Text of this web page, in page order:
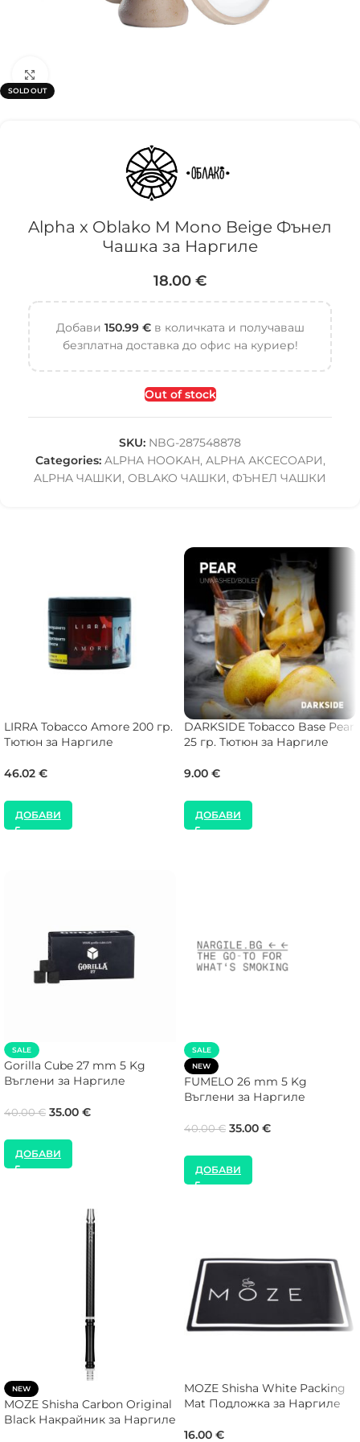
SOLD OUT
Alpha x Oblako M Mono Beige Фънел
Чашка за Наргиле
18.00 €
Добави 150.99 €в количката и получаваш
безплатна доставка до офис на куриер!
Out of stock
SKU: NBG-287548878
Categories: ALPHA HOOKAH, ALPHA АКСЕСОАРИ,
ALPHA ЧАШКИ, OBLAKO ЧАШКИ, ФЪНЕЛ ЧАШКИ
LIRRA Tobacco Amore 200 гр.
Тютюн за Наргиле
46.02 €
ДОБАВИ
DARKSIDE Tobacco Base Pear
25 гр. Тютюн за Наргиле
9.00 €
ДОБАВИ
SALE
Gorilla Cube 27 mm 5 Kg
Въглени за Наргиле
40.00€ 35.00 €
ДОБАВИ
SALE
NEW
FUMELO 26 mm 5 Kg
Въглени за Наргиле
40.00€ 35.00 €
ДОБАВИ
NEW
MOZE Shisha Carbon Original
Black Накрайник за Наргиле
MOZE Shisha White Packing
Mat Подложка за Наргиле
16.00 €